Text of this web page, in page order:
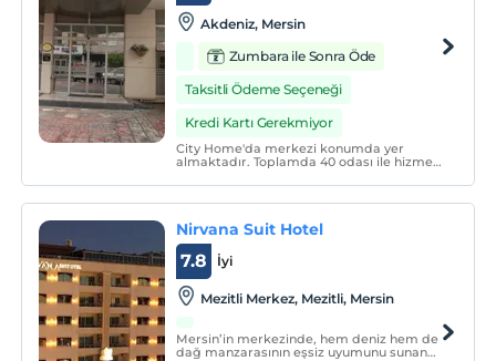
Akdeniz, Mersin
Zumbara ile Sonra Öde
Taksitli Ödeme Seçeneği
Kredi Kartı Gerekmiyor
City Home'da merkezi konumda yer
almaktadır. Toplamda 40 odası ile hizmet
itibari ve oda kahvaltı seklinde siz değerli
misafirlerimize konfor ve eğlence açısında
Nirvana Suit Hotel
İyi
7.8
Mezitli Merkez, Mezitli, Mersin
Mersin’in merkezinde, hem deniz hem de
dağ manzarasının eşsiz uyumunu sunan